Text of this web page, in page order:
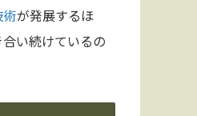
術が発展するほ
い続けているの